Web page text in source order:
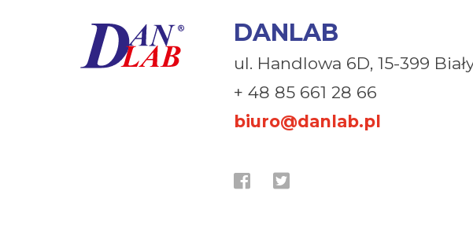
DANLAB
ul. Handlowa 6D, 15-399
+ 48 85 661 28 66
biuro@danlab.pl